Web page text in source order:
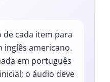
de cada item para
inglês americano.
em português
o áudio deve